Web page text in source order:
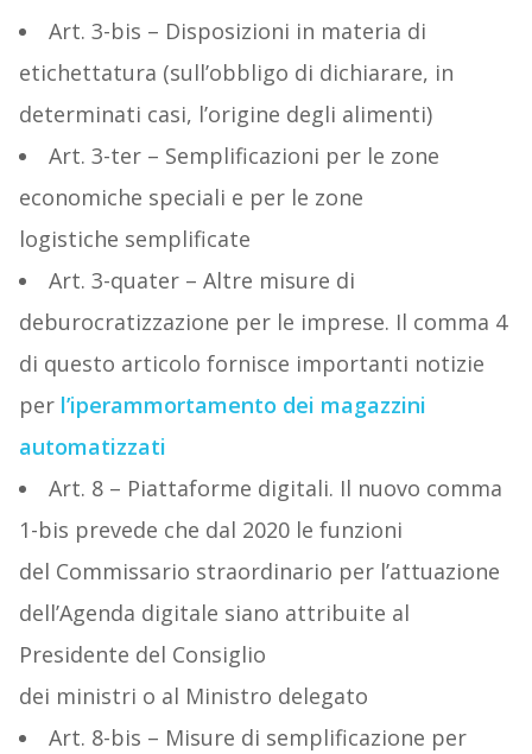
Art. 3-bis – Disposizioni in materia di
etichettatura (sull’obbligo di dichiarare, in
determinati casi, l’origine degli alimenti)
Art. 3-ter – Semplificazioni per le zone
economiche speciali e per le zone
logistiche semplificate
Art. 3-quater – Altre misure di
deburocratizzazione per le imprese. Il comma 4
di questo articolo fornisce importanti notizie
per l’iperammortamento dei magazzini
automatizzati
Art. 8 – Piattaforme digitali. Il nuovo comma
1-bis prevede che dal 2020 le funzioni
del Commissario straordinario per l’attuazione
dell’Agenda digitale siano attribuite al
Presidente del Consiglio
dei ministri o al Ministro delegato
Art. 8-bis – Misure di semplificazione per